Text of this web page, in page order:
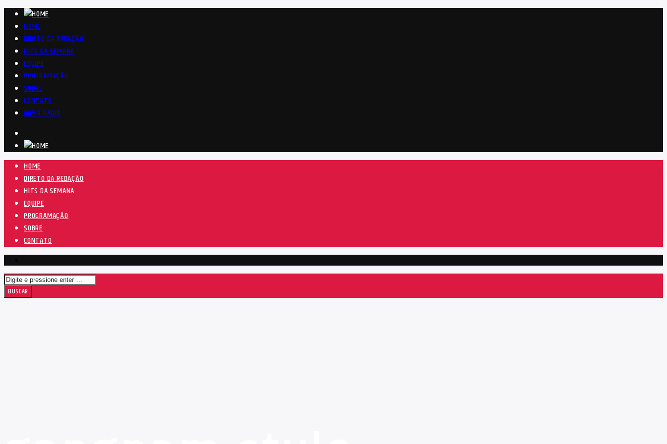
HOME
DIRETO DA REDAÇÃO
HITS DA SEMANA
EQUIPE
PROGRAMAÇÃO
SOBRE
CONTATO
OUVIR RÁDIO
HOME
DIRETO DA REDAÇÃO
HITS DA SEMANA
EQUIPE
PROGRAMAÇÃO
SOBRE
CONTATO